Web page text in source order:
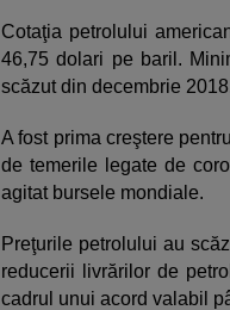
Cotaţia petrolului
46,75 dolari pe baril.
scăzut din decembrie
A fost prima creştere
de temerile legate de
agitat bursele mondiale.
Preţurile petrolului au
reducerii livrărilor de
cadrul unui acord valabil